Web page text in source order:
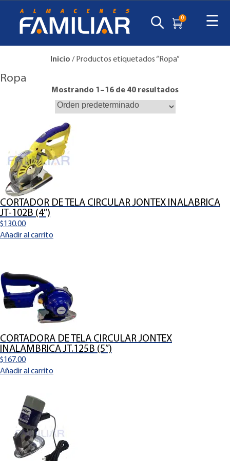
0 ☰
Inicio / Productos etiquetados “Ropa”
Ropa
Mostrando 1–16 de 40 resultados
CORTADOR DE TELA CIRCULAR JONTEX INALABRICA
JT-102B (4″)
$130.00
Añadir al carrito
CORTADORA DE TELA CIRCULAR JONTEX
INALAMBRICA JT.125B (5″)
$167.00
Añadir al carrito